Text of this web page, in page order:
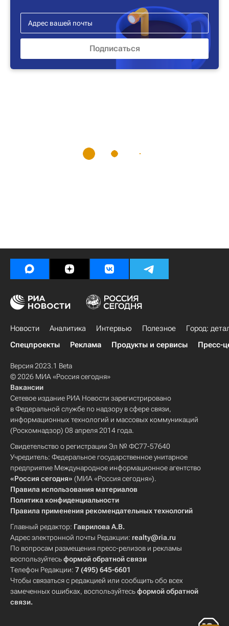
Новости Аналитика Интервью Полезное
Город:
Спецпроекты
Реклама Продукты и сервисы Пресс-
Версия 2023.1 Beta
© 2026 МИА «Россия сегодня»
Вакансии
Сетевое издание РИА Новости зарегистрировано
в Федеральной службе по надзору в сфере связи,
информационных технологий и массовых коммуникаций
(Роскомнадзор) 08 апреля 2014 года.
Свидетельство о регистрации Эл № ФС77-57640
Учредитель: Федеральное государственное унитарное
предприятие Международное информационное агентство
«Россия сегодня» (МИА «Россия сегодня»).
Правила использования материалов
Политика конфиденциальности
Правила применения рекомендательных технологий
Главный редактор: Гаврилова А.В.
Адрес электронной почты Редакции: realty@ria.ru
По вопросам размещения пресс-релизов и рекламы
воспользуйтесьформой обратной связи
Телефон Редакции: 7 (495) 645-6601
Чтобы связаться с редакцией или сообщить обо всех
замеченных ошибках, воспользуйтесьформой обратной
связи.